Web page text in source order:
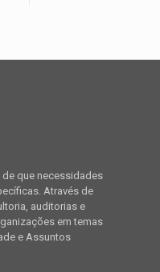
que necessidades
Através de
auditorias e
em temas
e Assuntos